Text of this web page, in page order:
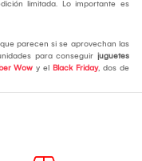
limitada. Lo importante es
parecen si se aprovechan las
para conseguir juguetes
Wow y el Black Friday, dos de